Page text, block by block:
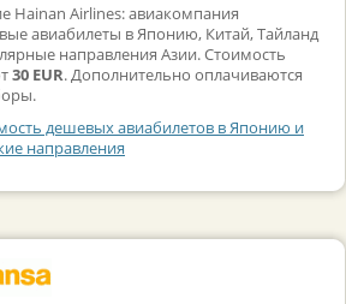
Hainan Airlines: авиакомпания
авиабилеты в Японию, Китай, Тайланд
направления Азии. Стоимость
30 EUR. Дополнительно оплачиваются
дешевых авиабилетов в Японию и
направления